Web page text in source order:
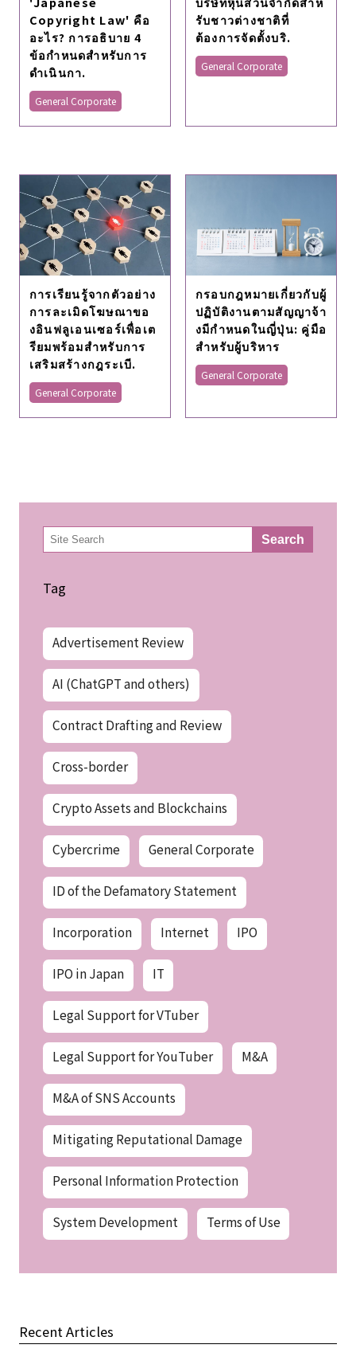
Copyright Law' คือ
อะไร? การอธิบาย 4
ข้อกำหนดสำหรับการ
ดำเนินกา.
General Corporate
รับชาวต่างชาติที่
ต้องการจัดตั้งบริ.
General Corporate
การเรียนรู้จากตัวอย่าง
การละเมิดโฆษณาขอ
งอินฟลูเอนเซอร์เพื่อเต
รียมพร้อมสําหรับการ
เสริมสร้างกฎระเบี.
General Corporate
กรอบกฎหมายเกี่ยวกับผู้
ปฏิบัติงานตามสัญญาจ้า
งมีกําหนดในญี่ปุ่น: คู่มือ
สําหรับผู้บริหาร
General Corporate
検
索 Search
Tag
Advertisement Review
AI (ChatGPT and others)
Contract Drafting and Review
Cross-border
Crypto Assets and Blockchains
Cybercrime General Corporate
ID of the Defamatory Statement
Incorporation Internet IPO
IPO in Japan IT
Legal Support for VTuber
Legal Support for YouTuber M&A
M&A of SNS Accounts
Mitigating Reputational Damage
Personal Information Protection
System Development Terms of Use
Recent Articles